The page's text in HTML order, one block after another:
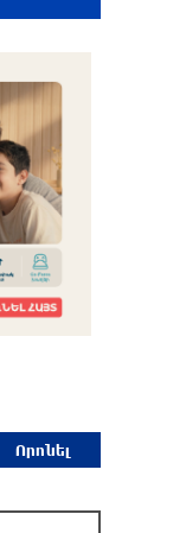
րոպե առաջ
առաջ
րոպե առաջ